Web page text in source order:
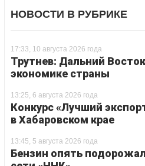
НОВОСТИ В РУБРИКЕ
17:33, 10 августа 2026 года
Трутнев: Дальний
экономике страны
13:25, 6 августа 2026 года
Конкурс «Лучший
в Хабаровском крае
13:45, 5 августа 2026 года
Бензин опять